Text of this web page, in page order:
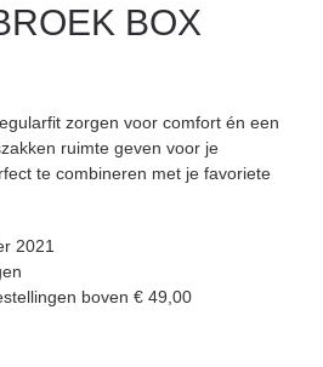
BOX
zorgen voor comfort én een
ruimte geven voor je
te combineren met je favoriete
2021
boven € 49,00